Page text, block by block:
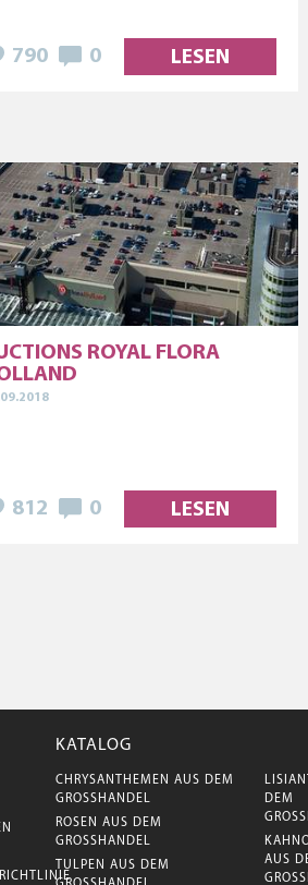
790 0 LESEN
ROYAL FLORA
812 0 LESEN
KATALOG
CHRYSANTHEMEN AUS DEM
GROSSHANDEL
ROSEN AUS DEM
GROSSHANDEL
TULPEN AUS DEM
DEM
AUS